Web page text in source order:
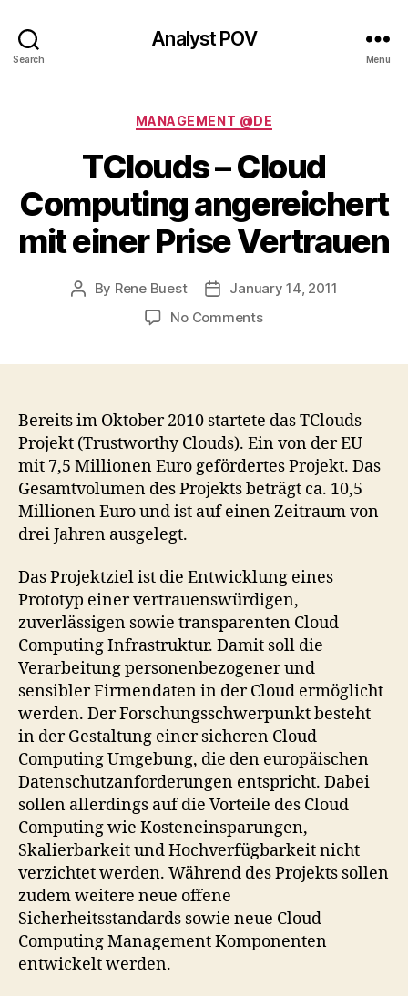
Search
Analyst POV
Menu
Categories
MANAGEMENT @DE
TClouds – Cloud
Computing angereichert
mit einer Prise Vertrauen
Post
By Rene Buest
PostJanuary 14, 2011
No Commentson
angereichert
mit
einer
Prise
Vertrauen
Bereits im Oktober 2010 startete das TClouds
Projekt (Trustworthy Clouds). Ein von der EU
mit 7,5 Millionen Euro gefördertes Projekt. Das
Gesamtvolumen des Projekts beträgt ca. 10,5
Millionen Euro und ist auf einen Zeitraum von
drei Jahren ausgelegt.
Das Projektziel ist die Entwicklung eines
Prototyp einer vertrauenswürdigen,
zuverlässigen sowie transparenten Cloud
Computing Infrastruktur. Damit soll die
Verarbeitung personenbezogener und
sensibler Firmendaten in der Cloud ermöglicht
werden. Der Forschungsschwerpunkt besteht
in der Gestaltung einer sicheren Cloud
Computing Umgebung, die den europäischen
Datenschutzanforderungen entspricht. Dabei
sollen allerdings auf die Vorteile des Cloud
Computing wie Kosteneinsparungen,
Skalierbarkeit und Hochverfügbarkeit nicht
verzichtet werden. Während des Projekts sollen
zudem weitere neue offene
Sicherheitsstandards sowie neue Cloud
Computing Management Komponenten
entwickelt werden.